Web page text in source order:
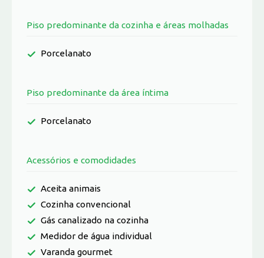
Piso predominante da cozinha e áreas molhadas
Porcelanato
Piso predominante da área íntima
Porcelanato
Acessórios e comodidades
Aceita animais
Cozinha convencional
Gás canalizado na cozinha
Medidor de água individual
Varanda gourmet